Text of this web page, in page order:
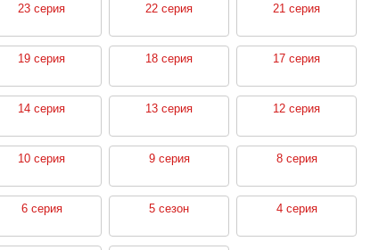
23 серия 22 серия 21 серия
19 серия 18 серия 17 серия
14 серия 13 серия 12 серия
10 серия 9 серия 8 серия
6 серия 5 сезон 4 серия